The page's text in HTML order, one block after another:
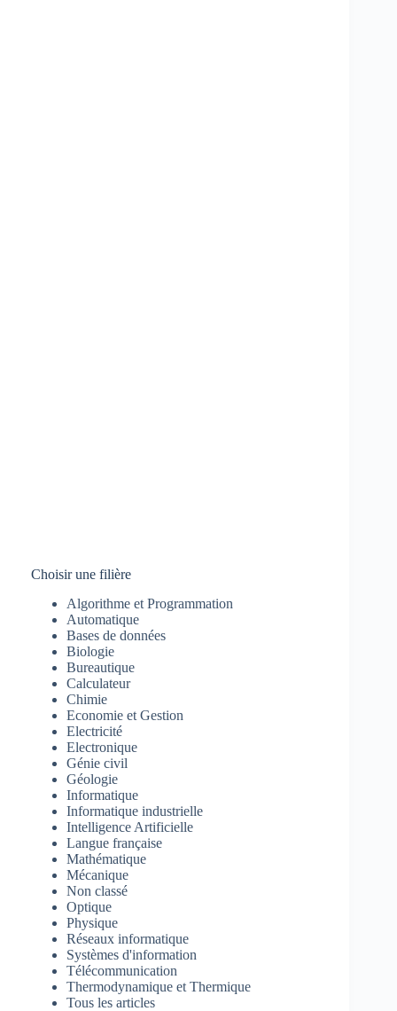
Choisir une filière
Algorithme et Programmation
Automatique
Bases de données
Biologie
Bureautique
Calculateur
Chimie
Economie et Gestion
Electricité
Electronique
Génie civil
Géologie
Informatique
Informatique industrielle
Intelligence Artificielle
Langue française
Mathématique
Mécanique
Non classé
Optique
Physique
Réseaux informatique
Systèmes d'information
Télécommunication
Thermodynamique et Thermique
Tous les articles